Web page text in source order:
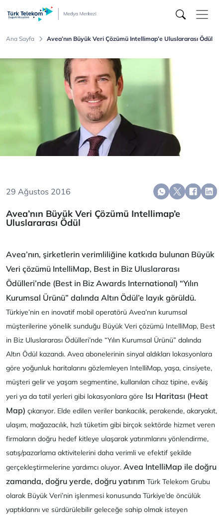
Telekom
Medya
Ana Sayfa Avea’nın Büyük Veri Çözümü Intellimap’e Uluslararası Ödül
29 Ağustos 2016
Avea’nın Büyük Veri Çözümü Intellimap’e
Uluslararası Ödül
Avea’nın, şirketlerin verimliliğine katkıda bulunan Büyük
Veri çözümü IntelliMap, Best in Biz Uluslararası
Ödülleri’nde (Best in Biz Awards International) “Yılın
Kurumsal Ürünü” dalında Altın Ödül’e layık görüldü.
Türkiye’nin en inovatif mobil operatörü Avea’nın kurumsal
müşterilerine yönelik sunduğu Büyük Veri çözümü IntelliMap, Best
in Biz Uluslararası Ödülleri’nde “Yılın Kurumsal Ürünü” dalında
Altın Ödül kazandı. Avea abonelerinin sinyal aldıkları lokasyonlara
göre yoğunluk haritalarını gözlemleyen IntelliMap, yaşa, cinsiyete,
müşteri gelir ve yaşam segmentine, kullanılan cihaz tipine, ev&iş
yeri ya da tatil yerleri gibi lokasyonlara göre Isı Haritası (Heat
Map) çıkarıyor. Elde edilen veriler bankacılık, perakende, akaryakıt,
ulaşım, mağazacılık, hızlı tüketim gibi birçok sektörde hizmet veren
firmaların doğru hedef kitleye ulaşarak yatırımlarını yönlendirme,
satış/pazarlama aktivitelerini daha verimli ve efektif şekilde
gerçekleştirmelerine yardımcı oluyor. Avea IntelliMap ile doğru
zamanda, doğru yerde, doğru yatırım Türk Telekom Grubu
olarak Büyük Veri’nin işlenmesi konusunda Türkiye’de öncülük
yaptıklarını ve sürdürülebilir geleceğe sahip olmak isteyen